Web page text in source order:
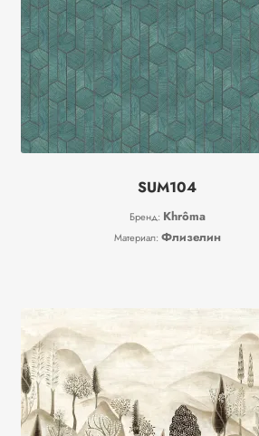
SUM104
Бренд: Khrôma
Материал: Флизелин